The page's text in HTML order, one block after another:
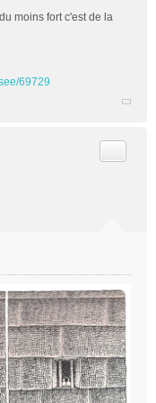
moins fort c'est de la
69729